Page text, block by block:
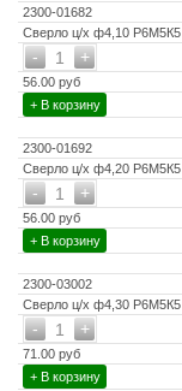
2300-01682
Сверло ц/х ф4,10 Р6М5К5
+
- 1
56.00 руб
+ В корзину
2300-01692
Сверло ц/х ф4,20 Р6М5К5
+
- 1
56.00 руб
+ В корзину
2300-03002
Сверло ц/х ф4,30 Р6М5К5
+
- 1
71.00 руб
+ В корзину